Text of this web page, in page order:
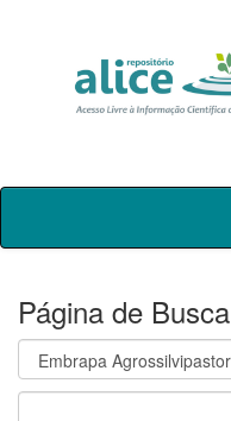
Skip
Página de Busca